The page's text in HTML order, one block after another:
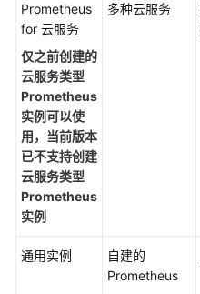
AOM（新
版）
可
观
测
指
标
浏
览
表
Prometheus
for 云服务
仅之前创建的
云服务类型
Prometheus
实例可以使
用， 当前版本
已不支持创建
云服务类型
Prometheus
实例
多种云服务
通用实例
自建的
Prometheus